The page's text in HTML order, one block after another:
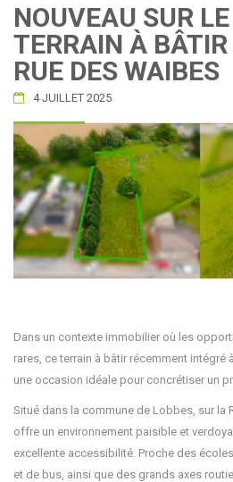
NOUVEAU SUR
TERRAIN À
RUE DES WAIBES
4 JUILLET 2025
Dans un contexte immobilier où les
rares, ce terrain à bâtir récemment
une occasion idéale pour concrétiser un
Situé dans la commune de Lobbes, sur la
offre un environnement paisible et
excellente accessibilité. Proche des
et de bus, ainsi que des grands axes